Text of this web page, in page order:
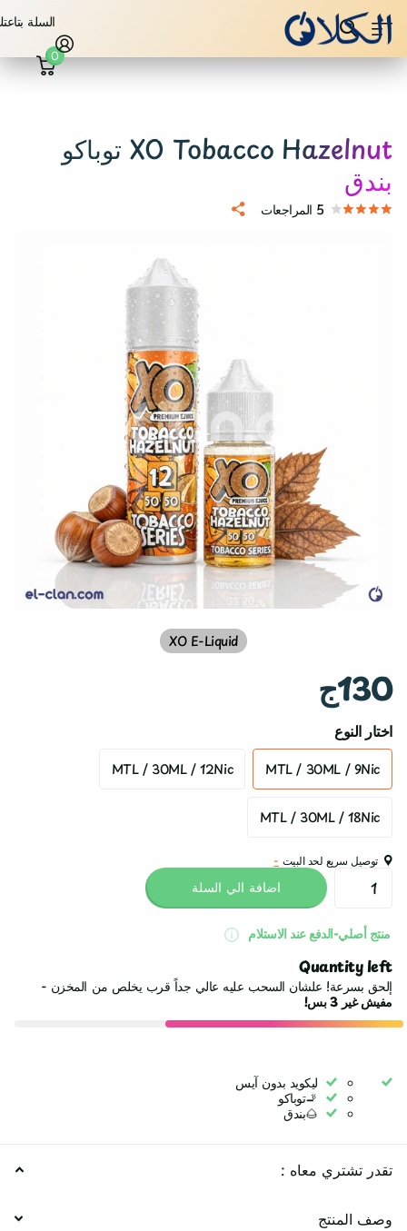
السلة
0
XO Tobacco Hazelnut توباكو
بندق
5 المراجعات
XO E-Liquid
130ج
اختار النوع
MTL / 30ML / 9Nic
MTL / 30ML / 12Nic
MTL / 30ML / 18Nic
توصيل سريع لحد البيت -
اضافة الي السلة
منتج أصلي-الدفع عند الاستلام
Quantity left
إلحق بسرعة! علشان السحب عليه عالي جداً قرب يخلص من المخزن -
مفيش غير 3 بس!
ليكويد بدون آيس
🚬توباكو
🌰بندق
تقدر تشتري معاه :
وصف المنتج